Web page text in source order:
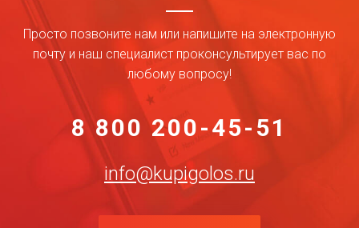
Просто позвоните нам или напишите на электронную
почту и наш специалист проконсультирует вас по
любому вопросу!
8 800 200-45-51
info@kupigolos.ru